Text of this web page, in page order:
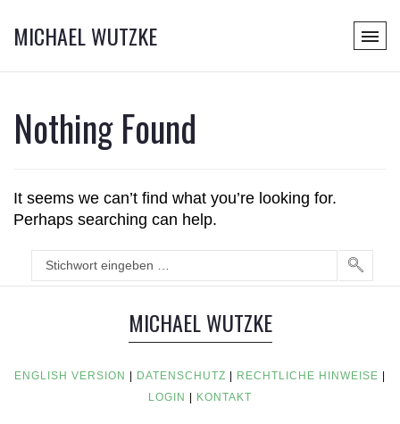
MICHAEL WUTZKE
Nothing Found
It seems we can’t find what you’re looking for.
Perhaps searching can help.
MICHAEL WUTZKE
ENGLISH VERSION | DATENSCHUTZ | RECHTLICHE HINWEISE |
LOGIN | KONTAKT